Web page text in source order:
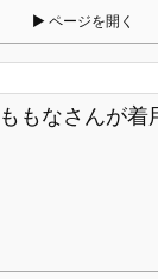
ページを開く
もなさんが